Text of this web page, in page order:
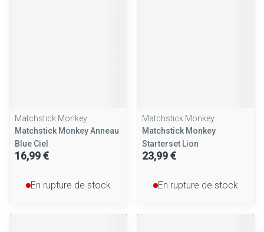
Matchstick Monkey
Matchstick Monkey Anneau
Blue Ciel
16,99 €
En rupture de stock
Matchstick Monkey
Matchstick Monkey
Starterset Lion
23,99 €
En rupture de stock